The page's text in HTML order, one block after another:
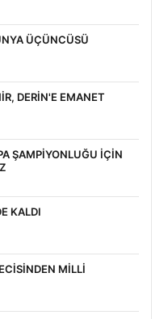
ÜÇÜNCÜSÜ
DERİN'E EMANET
ŞAMPİYONLUĞU İÇİN
KALDI
MİLLİ